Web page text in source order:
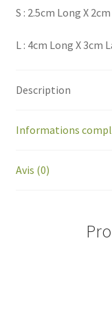
S : 2.5cm Long X
L : 4cm Long X 3cm
Description
Informations
Avis (0)